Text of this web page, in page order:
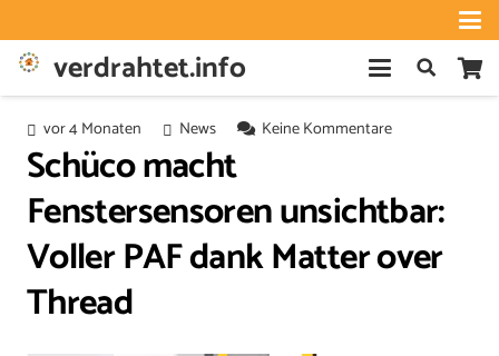
verdrahtet.info
vor 4 Monaten News Keine Kommentare
Schüco macht
Fenstersensoren unsichtbar:
Voller PAF dank Matter over
Thread